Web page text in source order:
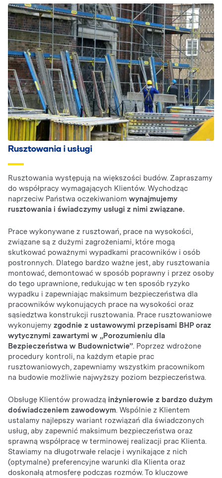
Rusztowania i usługi
Rusztowania występują na większości budów. Zapraszamy
do współpracy wymagających Klientów. Wychodząc
naprzeciw Państwa oczekiwaniom wynajmujemy
rusztowania i świadczymy usługi z nimi związane.
Prace wykonywane z rusztowań, prace na wysokości,
związane są z dużymi zagrożeniami, które mogą
skutkować poważnymi wypadkami pracowników i osób
postronnych. Dlatego bardzo ważne jest, aby rusztowania
montować, demontować w sposób poprawny i przez osoby
do tego uprawnione, redukując w ten sposób ryzyko
wypadku i zapewniając maksimum bezpieczeństwa dla
pracowników wykonujących prace na wysokości oraz
sąsiedztwa konstrukcji rusztowania. Prace rusztowaniowe
wykonujemy zgodnie z ustawowymi przepisami BHP oraz
wytycznymi zawartymi w „Porozumieniu dla
Bezpieczeństwa w Budownictwie”. Poprzez wdrożone
procedury kontroli, na każdym etapie prac
rusztowaniowych, zapewniamy wszystkim pracownikom
na budowie możliwie najwyższy poziom bezpieczeństwa.
Obsługę Klientów prowadzą inżynierowie z bardzo dużym
doświadczeniem zawodowym. Wspólnie z Klientem
ustalamy najlepszy wariant rozwiązań dla świadczonych
usług, aby zapewnić maksimum bezpieczeństwa oraz
sprawną współpracę w terminowej realizacji prac Klienta.
Stawiamy na długotrwałe relacje i wynikające z nich
(optymalne) preferencyjne warunki dla Klienta oraz
doskonałą atmosferę podczas rozmów. To kluczowe